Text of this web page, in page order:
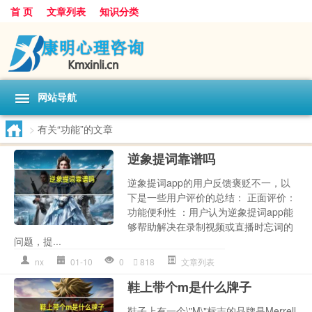
首 页 文章列表 知识分类
网站导航
> 有关“功能”的文章
逆象提词靠谱吗
逆象提词app的用户反馈褒贬不一，以
下是一些用户评价的总结： 正面评价：
功能便利性 ：用户认为逆象提词app能
够帮助解决在录制视频或直播时忘词的
问题，提...
nx 01-10 0 818 文章列表
鞋上带个m是什么牌子